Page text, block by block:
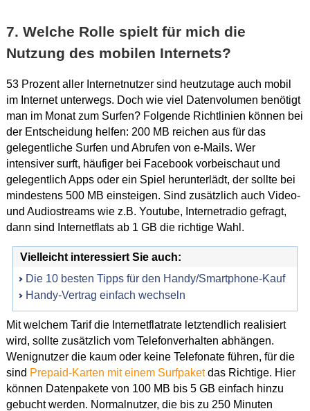
7. Welche Rolle spielt für mich die
Nutzung des mobilen Internets?
53 Prozent aller Internetnutzer sind heutzutage auch mobil
im Internet unterwegs. Doch wie viel Datenvolumen benötigt
man im Monat zum Surfen? Folgende Richtlinien können bei
der Entscheidung helfen: 200 MB reichen aus für das
gelegentliche Surfen und Abrufen von e-Mails. Wer
intensiver surft, häufiger bei Facebook vorbeischaut und
gelegentlich Apps oder ein Spiel herunterlädt, der sollte bei
mindestens 500 MB einsteigen. Sind zusätzlich auch Video-
und Audiostreams wie z.B. Youtube, Internetradio gefragt,
dann sind Internetflats ab 1 GB die richtige Wahl.
Vielleicht interessiert Sie auch:
Die 10 besten Tipps für den Handy/Smartphone-Kauf
Handy-Vertrag einfach wechseln
Mit welchem Tarif die Internetflatrate letztendlich realisiert
wird, sollte zusätzlich vom Telefonverhalten abhängen.
Wenignutzer die kaum oder keine Telefonate führen, für die
sind Prepaid-Karten mit einem Surfpaketdas Richtige. Hier
können Datenpakete von 100 MB bis 5 GB einfach hinzu
gebucht werden. Normalnutzer, die bis zu 250 Minuten